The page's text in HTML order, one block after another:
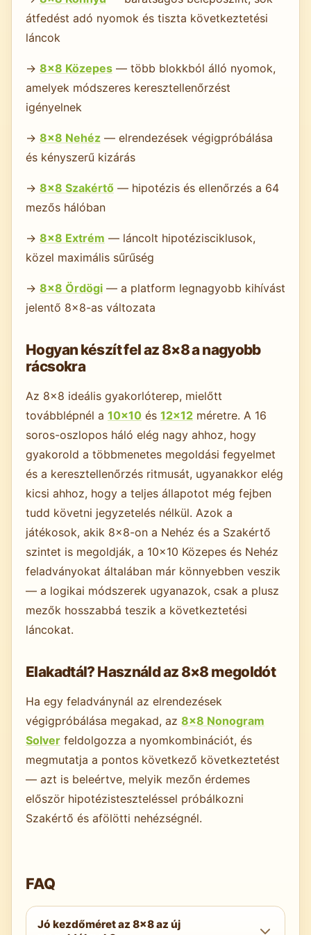
átfedést adó nyomok és tiszta következtetési
láncok
→ 8×8 Közepes — több blokkból álló nyomok,
amelyek módszeres keresztellenőrzést
igényelnek
→ 8×8 Nehéz — elrendezések végigpróbálása
és kényszerű kizárás
→ 8×8 Szakértő — hipotézis és ellenőrzés a 64
mezős hálóban
→ 8×8 Extrém — láncolt hipotézisciklusok,
közel maximális sűrűség
→ 8×8 Ördögi — a platform legnagyobb kihívást
jelentő 8×8-as változata
Hogyan készít fel az 8×8 a nagyobb
rácsokra
Az 8×8 ideális gyakorlóterep, mielőtt
továbblépnél a 10×10 és 12×12 méretre. A 16
soros-oszlopos háló elég nagy ahhoz, hogy
gyakorold a többmenetes megoldási fegyelmet
és a keresztellenőrzés ritmusát, ugyanakkor elég
kicsi ahhoz, hogy a teljes állapotot még fejben
tudd követni jegyzetelés nélkül. Azok a
játékosok, akik 8×8-on a Nehéz és a Szakértő
szintet is megoldják, a 10×10 Közepes és Nehéz
feladványokat általában már könnyebben veszik
— a logikai módszerek ugyanazok, csak a plusz
mezők hosszabbá teszik a következtetési
láncokat.
Elakadtál? Használd az 8×8 megoldót
Ha egy feladványnál az elrendezések
végigpróbálása megakad, az 8×8 Nonogram
Solver feldolgozza a nyomkombinációt, és
megmutatja a pontos következő következtetést
— azt is beleértve, melyik mezőn érdemes
először hipotézisteszteléssel próbálkozni
Szakértő és afölötti nehézségnél.
FAQ
Jó kezdőméret az 8×8 az új